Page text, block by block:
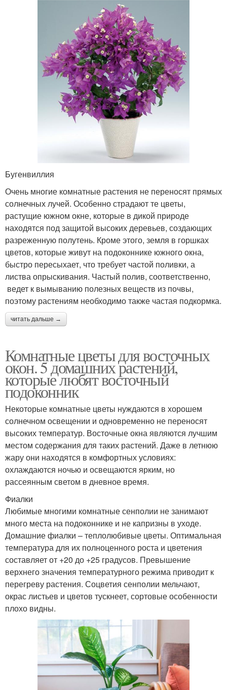
Бугенвиллия
Очень многие комнатные растения не переносят прямых
солнечных лучей. Особенно страдают те цветы,
растущие южном окне, которые в дикой природе
находятся под защитой высоких деревьев, создающих
разреженную полутень. Кроме этого, земля в горшках
цветов, которые живут на подоконнике южного окна,
быстро пересыхает, что требует частой поливки, а
листва опрыскивания. Частый полив, соответственно,
ведет к вымыванию полезных веществ из почвы,
поэтому растениям необходимо также частая подкормка.
читать дальше →
Комнатные цветы для восточных
окон. 5 домашних растений,
которые любят восточный
подоконник
Некоторые комнатные цветы нуждаются в хорошем
солнечном освещении и одновременно не переносят
высоких температур. Восточные окна являются лучшим
местом содержания для таких растений. Даже в летнюю
жару они находятся в комфортных условиях:
охлаждаются ночью и освещаются ярким, но
рассеянным светом в дневное время.
Фиалки
Любимые многими комнатные сенполии не занимают
много места на подоконнике и не капризны в уходе.
Домашние фиалки – теплолюбивые цветы. Оптимальная
температура для их полноценного роста и цветения
составляет от +20 до +25 градусов. Превышение
верхнего значения температурного режима приводит к
перегреву растения. Соцветия сенполии мельчают,
окрас листьев и цветов тускнеет, сортовые особенности
плохо видны.